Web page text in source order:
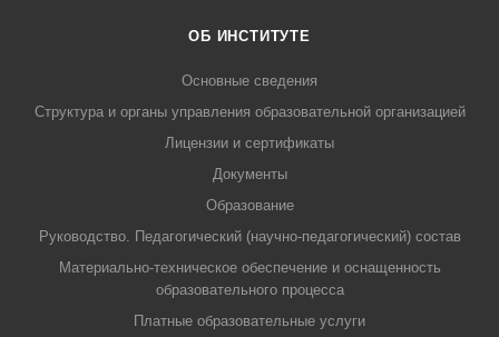
ОБ ИНСТИТУТЕ
Основные сведения
Структура и органы управления образовательной организацией
Лицензии и сертификаты
Документы
Образование
Руководство. Педагогический (научно-педагогический) состав
Материально-техническое обеспечение и оснащенность
образовательного процесса
Платные образовательные услуги